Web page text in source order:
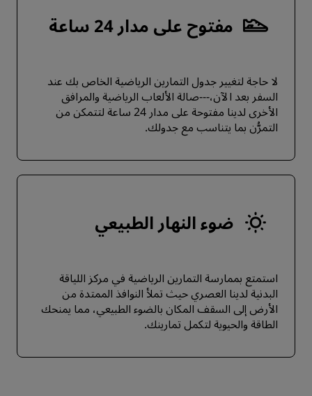
مفتوح على مدار 24 ساعة
لا حاجة لتغيير جدول التمارين الرياضية الخاص بك عند
السفر بعد الآن،---صالة الألعاب الرياضية والمرافق
الأخرى لدينا مفتوحة على مدار 24 ساعة لتتمكن من
التمرُّن بما يتناسب مع جدولك.
ضوء النهار الطبيعي
استمتع بممارسة التمارين الرياضية في مركز اللياقة
البدنية لدينا العصري حيث تملأ النوافذ الممتدة من
الأرض إلى السقف المكان بالضوء الطبيعي، مما يمنحك
الطاقة والحيوية لتكمل تمارينك.